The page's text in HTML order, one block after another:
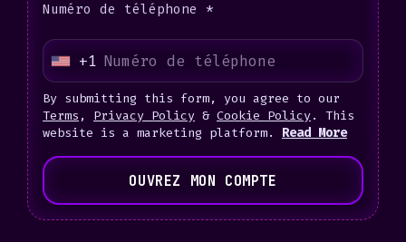
Numéro de téléphone *
U
n
i
t
S
+1
By submitting this form, you agree to our
Terms , Privacy Policy & Cookie Policy. This
website is a marketing platform. Read More
OUVREZ MON COMPTE